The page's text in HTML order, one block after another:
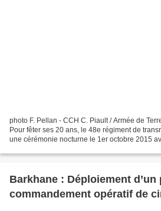
photo F. Pellan - CCH C. Piault / Armée de Terre 06/10/2015 Armée de Terre
Pour fêter ses 20 ans, le 48e régiment de
une cérémonie nocturne le 1er octobre 2015
Barkhane : Déploiement d’un
commandement opératif de